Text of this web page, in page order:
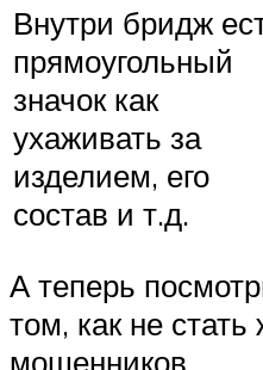
Внутри бридж
прямоугольный
значок как
ухаживать за
изделием, его
состав и т.д.
А теперь
том, как не стать
мошенников.